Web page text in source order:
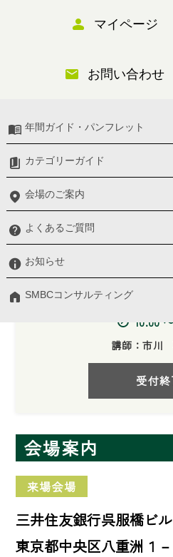
マイページ
お問い合わせ
年間ガイド・パンフレット
カテゴリーガイド
会場のご案内
よくあるご質問
お知らせ
SMBCコンサルティング
論理的でわ
レゼン資料
前】
ロジカルシンキングを活用
ゼン資料のつくり方を学ぶ
開催日（東京会場
2026/03/
10:00
講師：市川
受付終
会場案内
来場会場
三井住友銀行呉服橋ビル
東京都中央区八重洲１